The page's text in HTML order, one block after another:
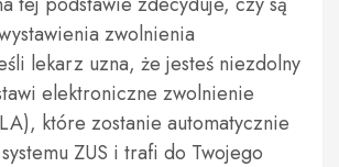
zwolnienia
lekarz uzna, że jesteś niezdolny
elektroniczne zwolnienie
które zostanie automatycznie
ZUS i trafi do Twojego